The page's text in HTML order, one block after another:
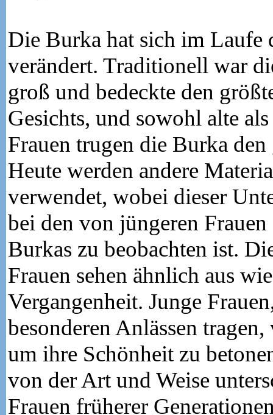
Die Burka hat sich im Laufe
verändert. Traditionell war
groß und bedeckte den
Gesichts, und sowohl alte
Frauen trugen die Burka den
Heute werden andere
verwendet, wobei dieser
bei den von jüngeren Frauen
Burkas zu beobachten ist.
Frauen sehen ähnlich aus
Vergangenheit. Junge
besonderen Anlässen
um ihre Schönheit zu
von der Art und Weise
Frauen früherer